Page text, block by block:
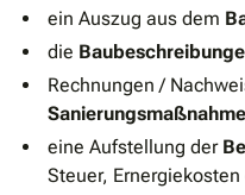
ein Auszug aus dem
die
Rechnungen /
eine Aufstellung der
Steuer,